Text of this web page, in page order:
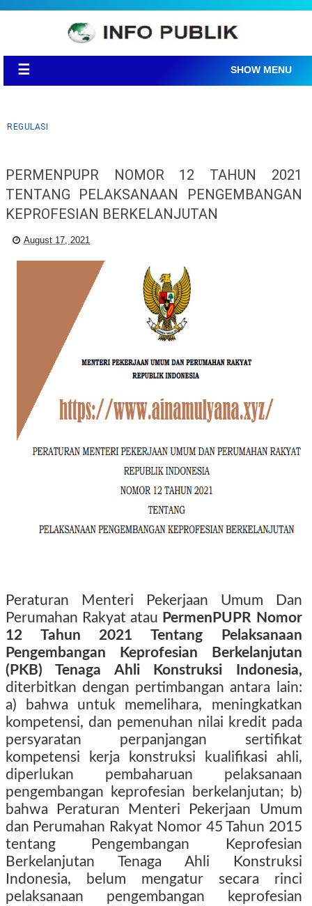
☰ SHOW MENU
REGULASI
PERMENPUPR NOMOR 12 TAHUN 2021
TENTANG PELAKSANAAN PENGEMBANGAN
KEPROFESIAN BERKELANJUTAN
August 17, 2021
Peraturan Menteri Pekerjaan Umum Dan
Perumahan Rakyat atau PermenPUPR Nomor
12 Tahun 2021 Tentang Pelaksanaan
Pengembangan Keprofesian Berkelanjutan
(PKB) Tenaga Ahli Konstruksi Indonesia,
diterbitkan dengan pertimbangan antara lain:
a) bahwa untuk memelihara, meningkatkan
kompetensi, dan pemenuhan nilai kredit pada
persyaratan perpanjangan sertifikat
kompetensi kerja konstruksi kualifikasi ahli,
diperlukan pembaharuan pelaksanaan
pengembangan keprofesian berkelanjutan; b)
bahwa Peraturan Menteri Pekerjaan Umum
dan Perumahan Rakyat Nomor 45 Tahun 2015
tentang Pengembangan Keprofesian
Berkelanjutan Tenaga Ahli Konstruksi
Indonesia, belum mengatur secara rinci
pelaksanaan pengembangan keprofesian